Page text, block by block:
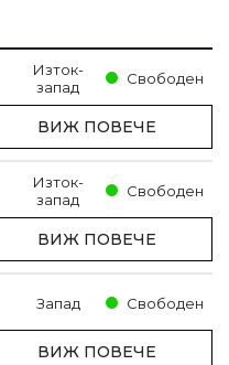
Изток-
запад
Свободен
ВИЖ ПОВЕЧЕ
Изток-
запад
Свободен
ВИЖ ПОВЕЧЕ
Запад Свободен
ВИЖ ПОВЕЧЕ